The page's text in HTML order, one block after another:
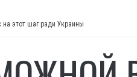
этот шаг ради Украины